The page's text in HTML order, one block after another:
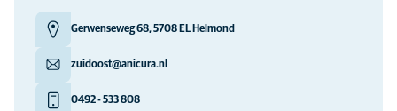
Gerwenseweg 68, 5708 EL Helmond
zuidoost@anicura.nl
0492 - 533 808